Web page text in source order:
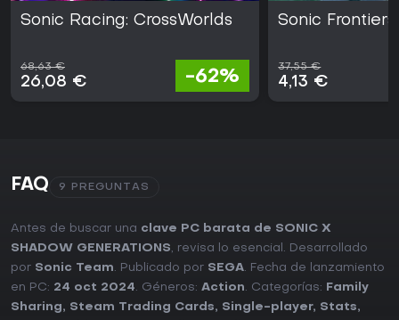
Sonic Racing: CrossWorlds
68,63 €
26,08 € -62%
Sonic Frontiers
37,55 €
4,13 €
FAQ 9 PREGUNTAS
Antes de buscar una clave PC barata de SONIC X
SHADOW GENERATIONS, revisa lo esencial. Desarrollado
por Sonic Team. Publicado por SEGA. Fecha de lanzamiento
en PC: 24 oct 2024. Géneros: Action. Categorías:
Family
Sharing, Steam Trading Cards, Single-player, Stats,